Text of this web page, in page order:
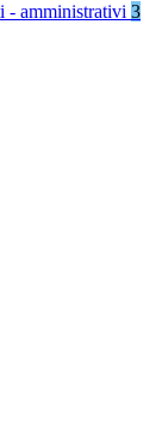
- amministrativi 3